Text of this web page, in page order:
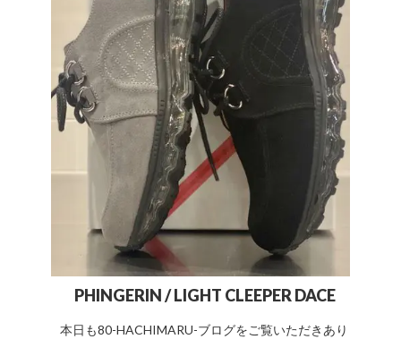
PHINGERIN / LIGHT CLEEPER DACE
本日も80-HACHIMARU-ブログをご覧いただきあり